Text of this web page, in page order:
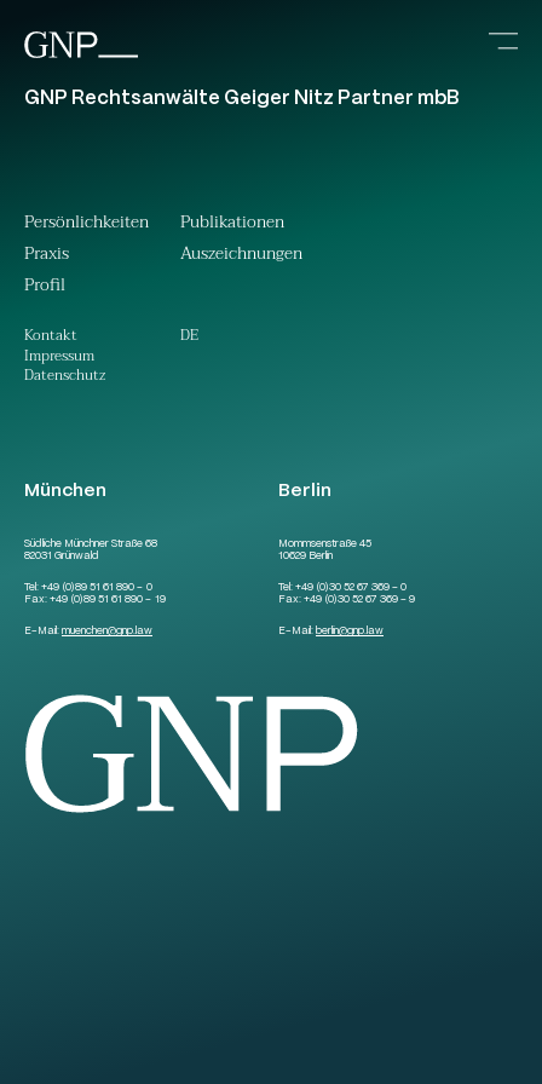
GNP Rechtsanwälte Geiger Nitz Partner mbB
München
Südliche Münchner Straße 68
82031 Grünwald
Tel:+49 (0)89 51 61 890 – 0
Fax:+49 (0)89 51 61 890 – 19
E-Mail:muenchen@gnp.law
Berlin
Mommsenstraße 45
10629 Berlin
Tel: +49 (0)30 52 67 369 – 0
Fax: +49 (0)30 52 67 369 – 9
E-Mail: berlin@gnp.law
Persönlichkeiten
Praxis
Profil
Kontakt
Impressum
Datenschutz
Publikationen
Auszeichnungen
DE